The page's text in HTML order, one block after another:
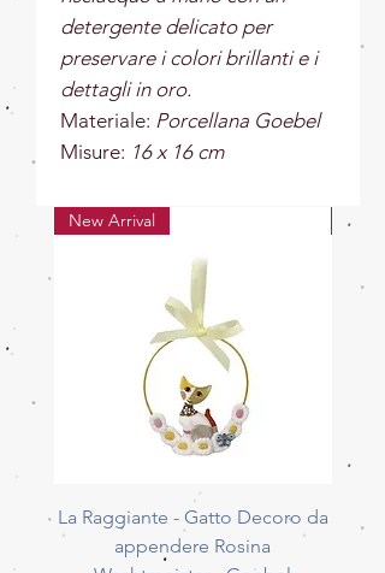
detergente delicato per
preservare i colori brillanti e i
dettagli in oro.
Materiale: Porcellana Goebel
Misure: 16 x 16 cm
New Arrival
La Raggiante - Gatto Decoro da
appendere Rosina
New